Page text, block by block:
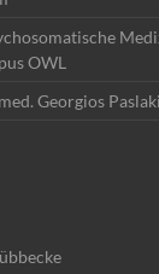
OWL
Georgios